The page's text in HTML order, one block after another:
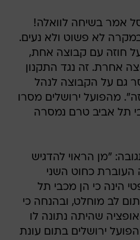
אמר בשיחה לוואלה!
לא פשוט ולא נעים.
על חוזה עם קבוצה אחת,
אחרת. זה נגד התקנון
גם על הקבוצה לנהל
מהפועל ירושלים מסרו
תל אביב טרם נמסרה
"מן הראוי להדגיש
העוברת כחוט השני
הינה כי הן מכבי תל
לב מוחלט, ובהנחה כי
שהיתה נתונה לו
ירושלים בתום עונת